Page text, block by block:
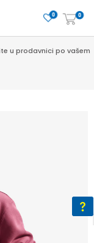
0
0
u prodavnici po vašem